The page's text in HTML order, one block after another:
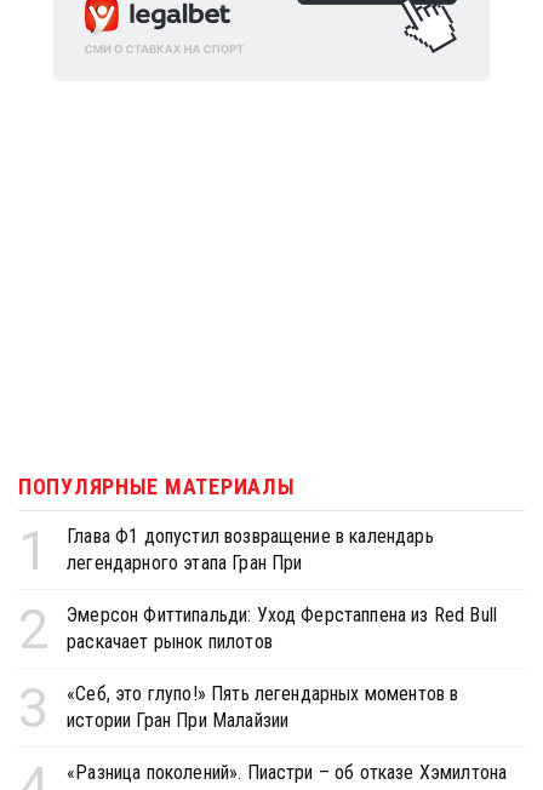
ПОПУЛЯРНЫЕ МАТЕРИАЛЫ
1
Глава Ф1 допустил возвращение в календарь
легендарного этапа Гран При
2
Эмерсон Фиттипальди: Уход Ферстаппена из Red Bull
раскачает рынок пилотов
3
«Себ, это глупо!» Пять легендарных моментов в
истории Гран При Малайзии
«Разница поколений». Пиастри – об отказе Хэмилтона